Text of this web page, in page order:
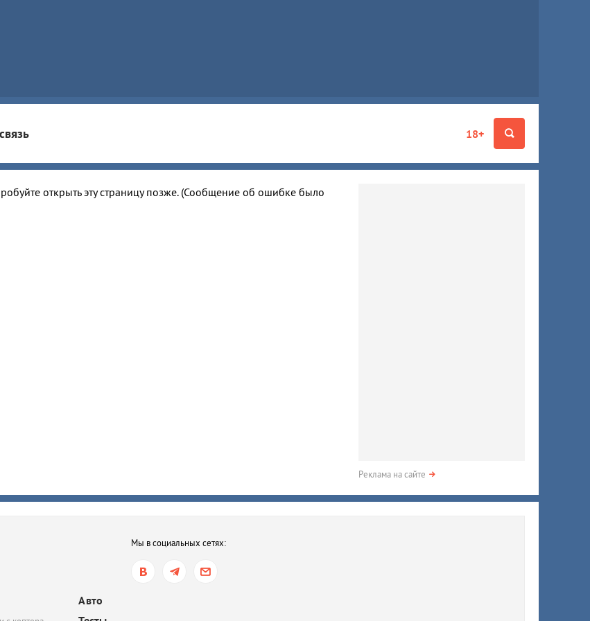
18+
открыть эту страницу позже. (Сообщение об ошибке было
Реклама на сайте
Мы в социальных сетях:
Авто